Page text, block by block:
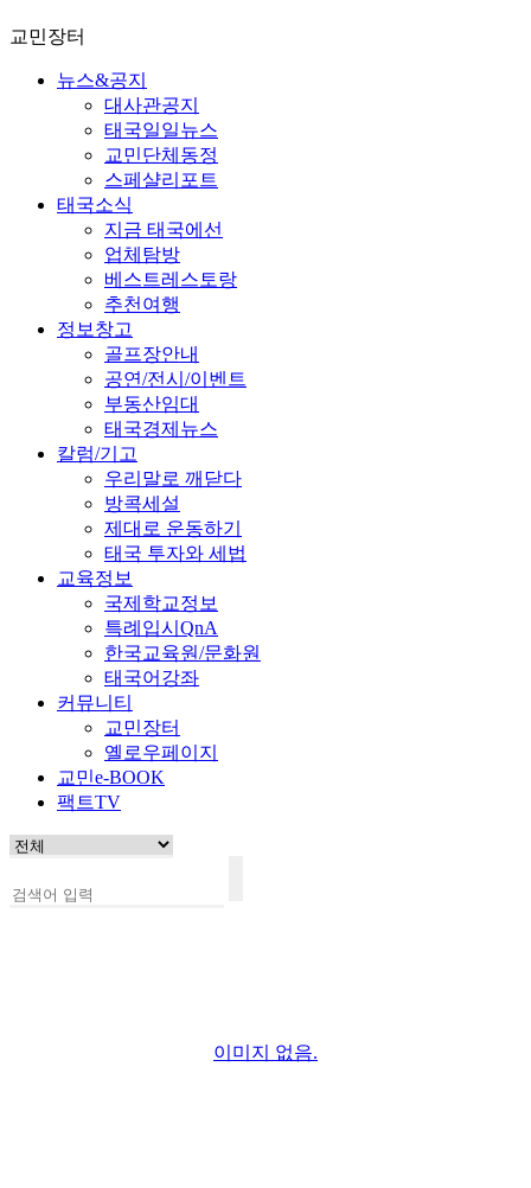
교민장터
뉴스&공지
대사관공지
태국일일뉴스
교민단체동정
스페샬리포트
태국소식
지금 태국에선
업체탐방
베스트레스토랑
추천여행
정보창고
골프장안내
공연/전시/이벤트
부동산임대
태국경제뉴스
칼럼/기고
우리말로 깨닫다
방콕세설
제대로 운동하기
태국 투자와 세법
교육정보
국제학교정보
특례입시QnA
한국교육원/문화원
태국어강좌
커뮤니티
교민장터
옐로우페이지
교민e-BOOK
팩트TV
이미지 없음.